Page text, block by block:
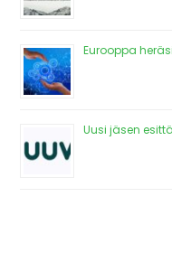
Eurooppa
Uusi jäsen